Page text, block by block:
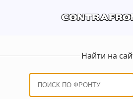
Найти на